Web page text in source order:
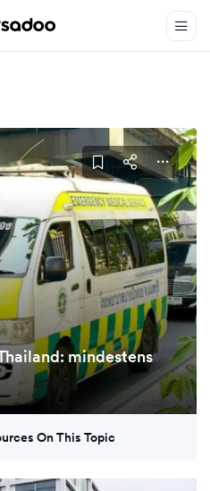
mindestens
On This Topic